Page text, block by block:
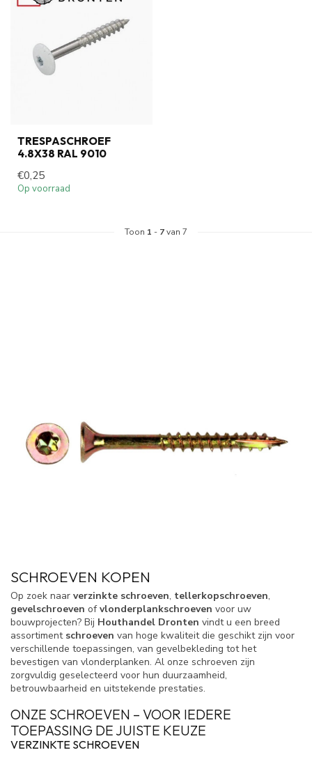
TRESPASCHROEF
4.8X38 RAL 9010
€0,25
Op voorraad
Toon 1 - 7van 7
SCHROEVEN KOPEN
Op zoek naar verzinkte schroeven, tellerkopschroeven,
gevelschroeven ofvlonderplankschroeven voor uw
bouwprojecten? Bij Houthandel Dronten vindt u een breed
assortiment schroeven van hoge kwaliteit die geschikt zijn voor
verschillende toepassingen, van gevelbekleding tot het
bevestigen van vlonderplanken. Al onze schroeven zijn
zorgvuldig geselecteerd voor hun duurzaamheid,
betrouwbaarheid en uitstekende prestaties.
ONZE SCHROEVEN – VOOR IEDERE
TOEPASSING DE JUISTE KEUZE
VERZINKTE SCHROEVEN